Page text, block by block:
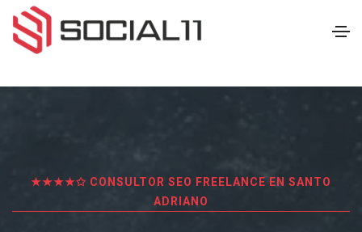
★★★★✩ CONSULTOR SEO FREELANCE EN SANTO
ADRIANO